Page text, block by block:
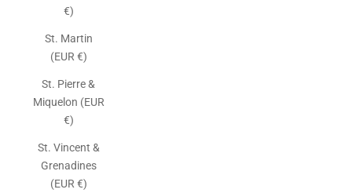
€)
St. Martin
(EUR €)
St. Pierre &
Miquelon (EUR
€)
St. Vincent &
Grenadines
(EUR €)